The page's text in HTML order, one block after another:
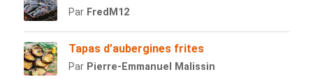
Par FredM12
Tapas d’aubergines frites
Par Pierre-Emmanuel Malissin